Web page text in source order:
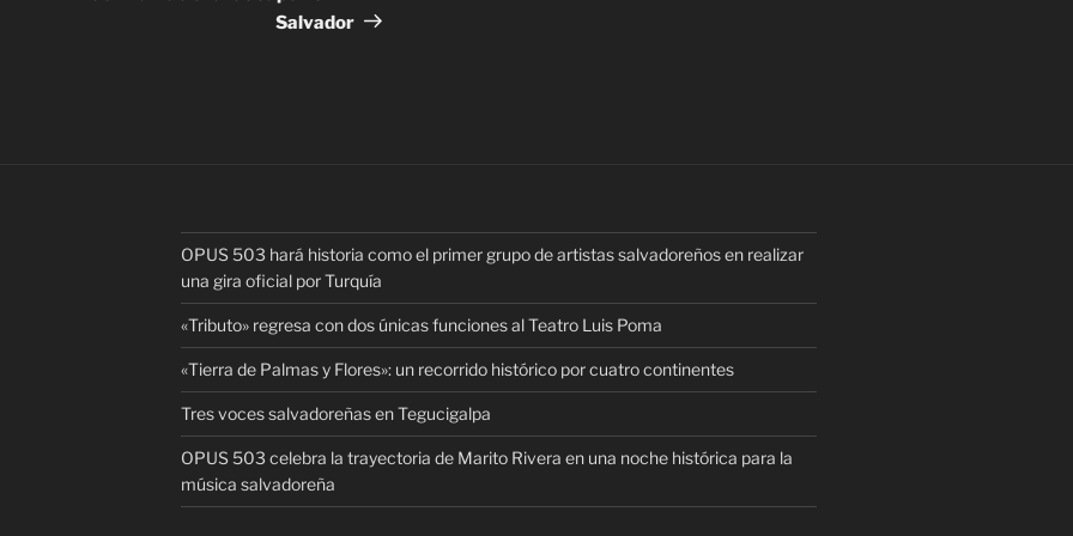
Salvador
OPUS 503 hará historia como el primer grupo de artistas salvadoreños en realizar
una gira oficial por Turquía
«Tributo» regresa con dos únicas funciones al Teatro Luis Poma
«Tierra de Palmas y Flores»: un recorrido histórico por cuatro continentes
Tres voces salvadoreñas en Tegucigalpa
OPUS 503 celebra la trayectoria de Marito Rivera en una noche histórica para la
música salvadoreña